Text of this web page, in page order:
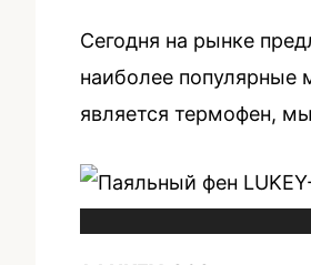
Сегодня на рынке
наиболее популярные
является термофен,